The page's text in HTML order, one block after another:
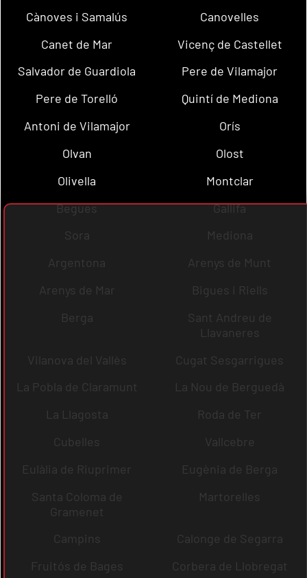
Cànoves i Samalús
Canovelles
Canet de Mar
Vicenç de Castellet
Salvador de Guardiola
Pere de Vilamajor
Pere de Torelló
Quintí de Mediona
Antoni de Vilamajor
Orís
Olvan
Olost
Olivella
Montclar
Begues
Gallifa
Sora
Mediona
Argentona
Arenys de Munt
Arenys de Mar
Bigues i Riells
Berga
Sant Andreu de
Llavaneres
Vilanova del Vallès
Cugat Sesgarrigues
La Pobla de Claramunt
La Nou de Berguedà
La Llagosta
Roda de Ter
Cubelles
Vallcebre
Eulàlia de Riuprimer
Eugènia de Berga
Santa Coloma de
Gramenet
Martorelles
Campins
Calonge de Segarra
Fruitós de Bages
Corbera de Llobregat